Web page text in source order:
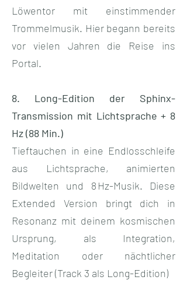
Löwentor mit einstimmender
Trommelmusik. Hier begann bereits
vor vielen Jahren die Reise ins
Portal.​
8. Long-Edition der Sphinx-
Transmission mit Lichtsprache + 8
Hz (88 Min.)
Tieftauchen in eine Endlosschleife
aus Lichtsprache, animierten
Bildwelten und 8 Hz-Musik. Diese
Extended Version bringt dich in
Resonanz mit deinem kosmischen
Ursprung, als Integration,
Meditation oder nächtlicher
Begleiter (Track 3 als Long-Edition)​​